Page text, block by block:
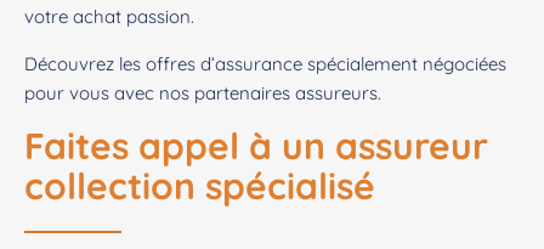
votre achat passion.
Découvrez les offres d’assurance spécialement négociées
pour vous avec nos partenaires assureurs.
Faites appel à un assureur
collection spécialisé